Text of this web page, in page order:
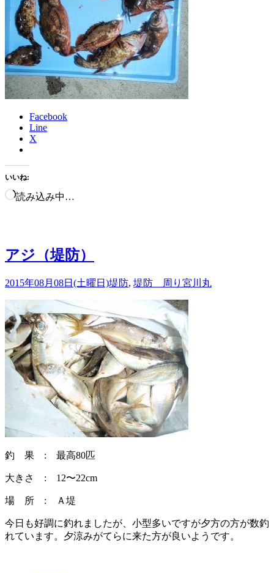
Facebook
Line
X
いいね:
読み込み中…
アジ（堤防）
2015年08月08日(土曜日)堤防, 堤防 周り 宮川丸
釣 果 : 最高80匹
大きさ : 12〜22cm
場 所 : Ａ堤
今日も好調に釣れましたが、小型多いですが夕方の方が数釣
れています。夕涼みがてらに来た方が良いようです。